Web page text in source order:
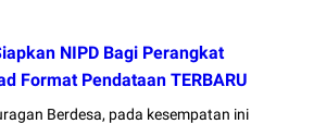
NIPD Bagi Perangkat
Format Pendataan TERBARU
Berdesa, pada kesempatan ini